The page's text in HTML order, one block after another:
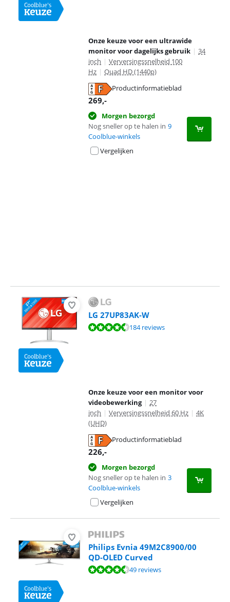
Onze keuze voor een ultrawide
monitor voor dagelijks gebruik | 34
inch | Verversingssnelheid 100
Hz | Quad HD (1440p)
Productinformatieblad
269,-
Morgen bezorgd
Nog sneller op te halen in 9
Coolblue-winkels
Vergelijken
LG 27UP83AK-W
Beoordeling is 9,0 van de 10, gebaseerd op 184 reviews.
184 reviews
Onze keuze voor een monitor voor
videobewerking | 27
inch | Verversingssnelheid 60 Hz | 4K
(UHD)
Productinformatieblad
226,-
Morgen bezorgd
Nog sneller op te halen in 3
Coolblue-winkels
Vergelijken
Philips Evnia 49M2C8900/00
QD-OLED Curved
Beoordeling is 8,7 van de 10, gebaseerd op 49 reviews.
49 reviews